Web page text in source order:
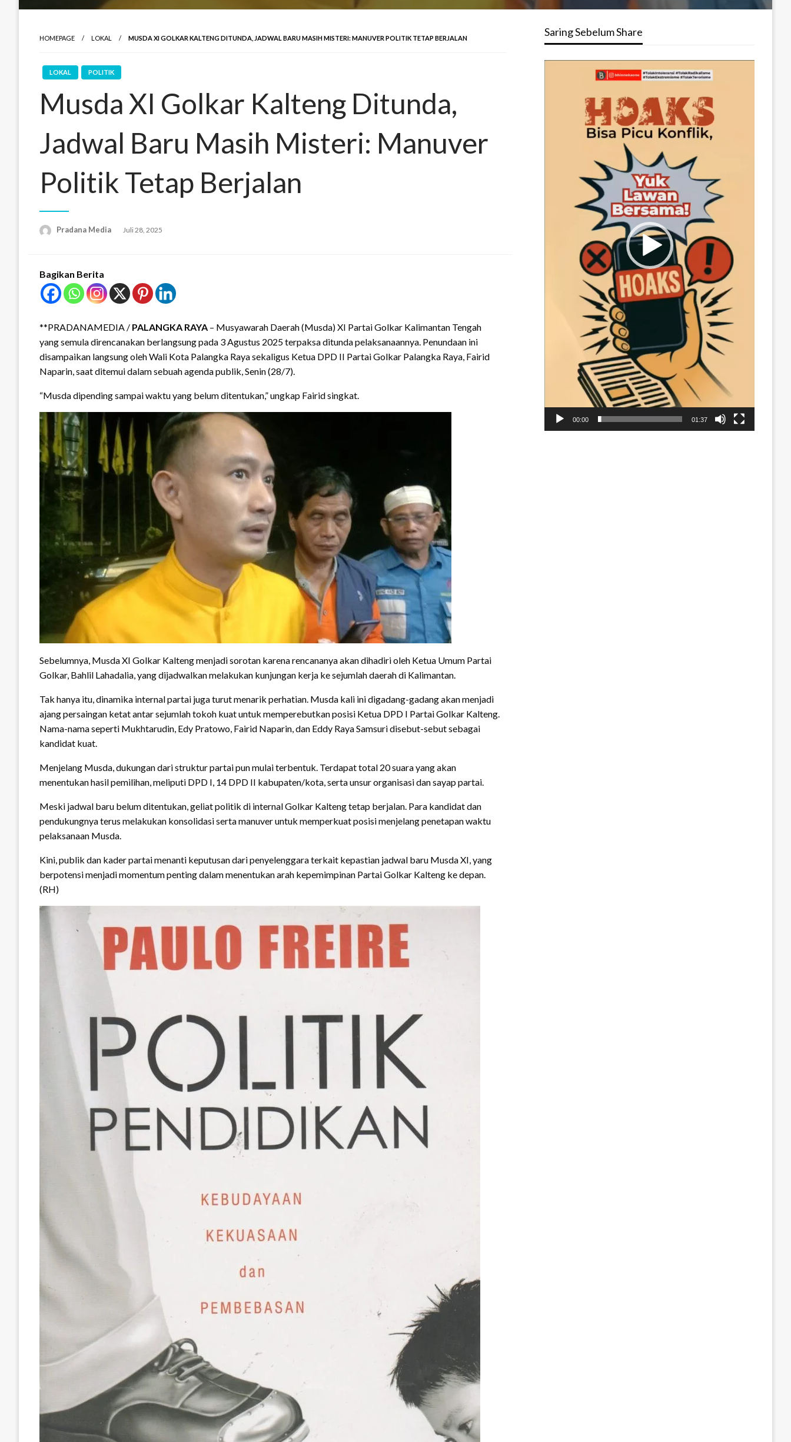
HOMEPAGE LOKAL MUSDA XI GOLKAR KALTENG DITUNDA, JADWAL BARU MASIH MISTERI: MANUVER POLITIK TETAP BERJALAN
LOKAL POLITIK
Musda XI Golkar Kalteng Ditunda,
Jadwal Baru Masih Misteri: Manuver
Politik Tetap Berjalan
Pradana Media Juli 28, 2025
Bagikan Berita
**PRADANAMEDIA / PALANGKA RAYA – Musyawarah Daerah (Musda) XI Partai Golkar Kalimantan Tengah
yang semula direncanakan berlangsung pada 3 Agustus 2025 terpaksa ditunda pelaksanaannya. Penundaan ini
disampaikan langsung oleh Wali Kota Palangka Raya sekaligus Ketua DPD II Partai Golkar Palangka Raya, Fairid
Naparin, saat ditemui dalam sebuah agenda publik, Senin (28/7).
“Musda dipending sampai waktu yang belum ditentukan,” ungkap Fairid singkat.
Sebelumnya, Musda XI Golkar Kalteng menjadi sorotan karena rencananya akan dihadiri oleh Ketua Umum Partai
Golkar, Bahlil Lahadalia, yang dijadwalkan melakukan kunjungan kerja ke sejumlah daerah di Kalimantan.
Tak hanya itu, dinamika internal partai juga turut menarik perhatian. Musda kali ini digadang-gadang akan menjadi
ajang persaingan ketat antar sejumlah tokoh kuat untuk memperebutkan posisi Ketua DPD I Partai Golkar Kalteng.
Nama-nama seperti Mukhtarudin, Edy Pratowo, Fairid Naparin, dan Eddy Raya Samsuri disebut-sebut sebagai
kandidat kuat.
Menjelang Musda, dukungan dari struktur partai pun mulai terbentuk. Terdapat total 20 suara yang akan
menentukan hasil pemilihan, meliputi DPD I, 14 DPD II kabupaten/kota, serta unsur organisasi dan sayap partai.
Meski jadwal baru belum ditentukan, geliat politik di internal Golkar Kalteng tetap berjalan. Para kandidat dan
pendukungnya terus melakukan konsolidasi serta manuver untuk memperkuat posisi menjelang penetapan waktu
pelaksanaan Musda.
Kini, publik dan kader partai menanti keputusan dari penyelenggara terkait kepastian jadwal baru Musda XI, yang
berpotensi menjadi momentum penting dalam menentukan arah kepemimpinan Partai Golkar Kalteng ke depan.
(RH)
Saring Sebelum Share
00:00 01:37